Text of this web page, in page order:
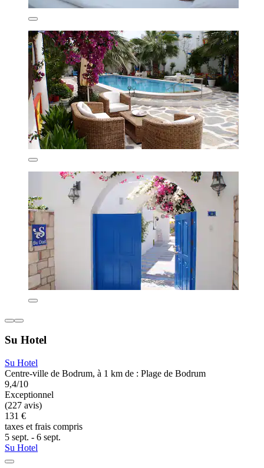
Su Hotel
Su Hotel
Centre-ville de Bodrum, à 1 km de : Plage de Bodrum
9,4/10
Exceptionnel
(227 avis)
131 €
taxes et frais compris
5 sept. - 6 sept.
Su Hotel